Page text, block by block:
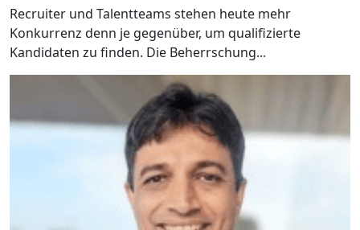
Recruiter und Talentteams stehen heute mehr
Konkurrenz denn je gegenüber, um qualifizierte
Kandidaten zu finden. Die Beherrschung...